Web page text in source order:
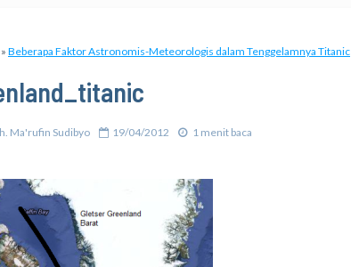
» Beberapa Faktor Astronomis-Meteorologis dalam Tenggelamnya Titanic
Ma'rufin Sudibyo 19/04/2012 1 menit baca